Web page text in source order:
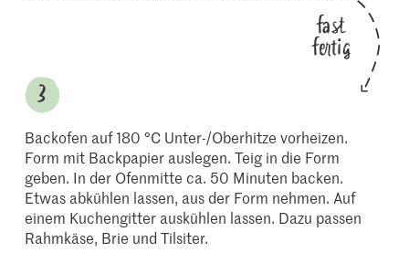
fast
fertig
Backofen auf 180 °C Unter-/Oberhitze vorheizen.
Form mit Backpapier auslegen. Teig in die Form
geben. In der Ofenmitte ca. 50 Minuten backen.
Etwas abkühlen lassen, aus der Form nehmen. Auf
einem Kuchengitter auskühlen lassen. Dazu passen
Rahmkäse, Brie und Tilsiter.